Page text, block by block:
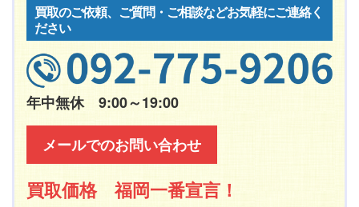
買取のご依頼、ご質問・ご相談などお気軽にご連絡く
ださい
年中無休 9:00～19:00
メールでのお問い合わせ
買取価格 福岡一番宣言！